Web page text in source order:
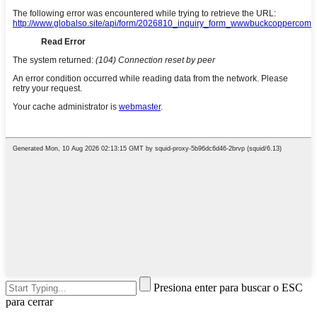
Presiona enter para buscar o ESC
para cerrar